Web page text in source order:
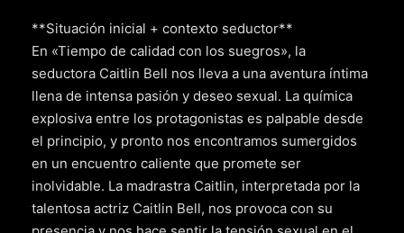
**Situación inicial + contexto seductor**
En «Tiempo de calidad con los suegros», la
seductora Caitlin Bell nos lleva a una aventura íntima
llena de intensa pasión y deseo sexual. La química
explosiva entre los protagonistas es palpable desde
el principio, y pronto nos encontramos sumergidos
en un encuentro caliente que promete ser
inolvidable. La madrastra Caitlin, interpretada por la
talentosa actriz Caitlin Bell, nos provoca con su